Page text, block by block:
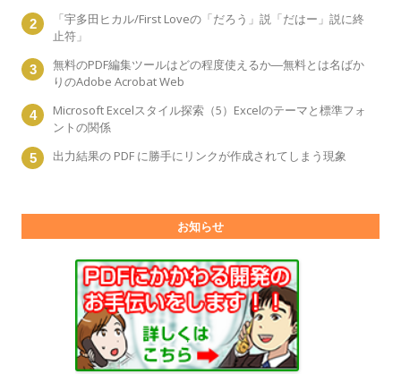
「宇多田ヒカル/First Loveの「だろう」説「だはー」説に終
止符」
無料のPDF編集ツールはどの程度使えるか―無料とは名ばか
りのAdobe Acrobat Web
Microsoft Excelスタイル探索（5）Excelのテーマと標準フォ
ントの関係
出力結果の PDF に勝手にリンクが作成されてしまう現象
お知らせ